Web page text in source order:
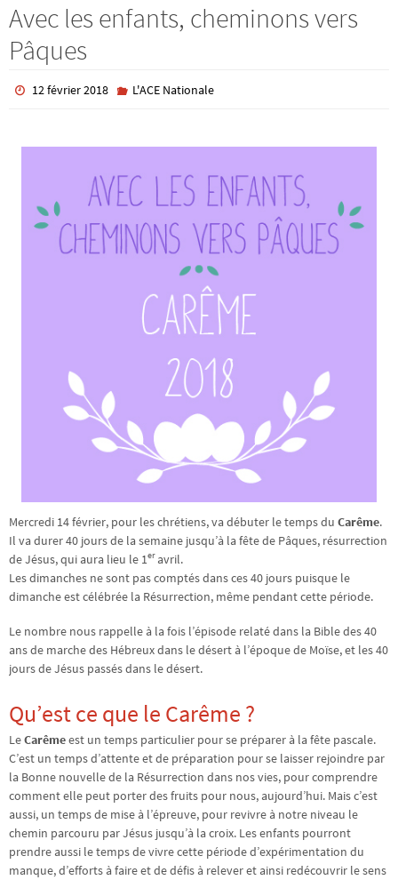
Avec les enfants, cheminons vers
Pâques
12 février 2018 L'ACE Nationale
Mercredi 14 février, pour les chrétiens, va débuter le temps du Carême.
Il va durer 40 jours de la semaine jusqu’à la fête de Pâques, résurrection
de Jésus, qui aura lieu le 1eravril.
Les dimanches ne sont pas comptés dans ces 40 jours puisque le
dimanche est célébrée la Résurrection, même pendant cette période.
Le nombre nous rappelle à la fois l’épisode relaté dans la Bible des 40
ans de marche des Hébreux dans le désert à l’époque de Moïse, et les 40
jours de Jésus passés dans le désert.
Qu’est ce que le Carême ?
LeCarêmeest un temps particulier pour se préparer à la fête pascale.
C’est un temps d’attente et de préparation pour se laisser rejoindre par
la Bonne nouvelle de la Résurrection dans nos vies, pour comprendre
comment elle peut porter des fruits pour nous, aujourd’hui. Mais c’est
aussi, un temps de mise à l’épreuve, pour revivre à notre niveau le
chemin parcouru par Jésus jusqu’à la croix. Les enfants pourront
prendre aussi le temps de vivre cette période d’expérimentation du
manque, d’efforts à faire et de défis à relever et ainsi redécouvrir le sens